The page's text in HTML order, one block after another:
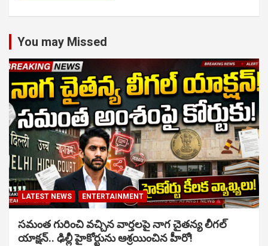
You may Missed
LATEST NEWS ENTERTAINMENT
సమంత గురించి వచ్చిన వార్తలపై నాగ చైతన్య లీగల్
యాక్షన్.. ఢిల్లీ హైకోర్టును ఆశ్రయించిన హీరో!